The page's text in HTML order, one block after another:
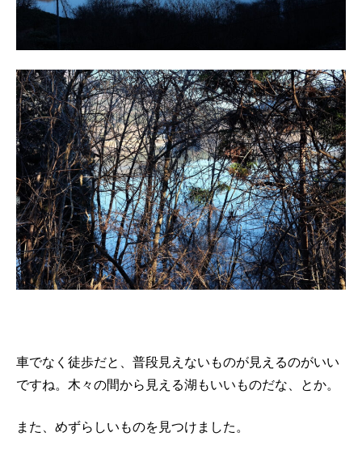
車でなく徒歩だと、普段見えないものが見えるのがいい
ですね。木々の間から見える湖もいいものだな、とか。
また、めずらしいものを見つけました。